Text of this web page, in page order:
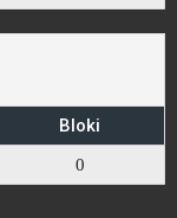
Bloki
0